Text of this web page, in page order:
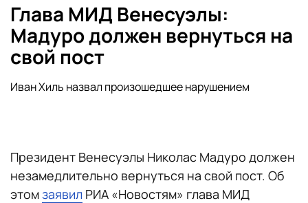
Глава МИД Венесуэлы:
Мадуро должен вернуться на
свой пост
Иван Хиль назвал произошедшее нарушением
Президент Венесуэлы Николас Мадуро должен
незамедлительно вернуться на свой пост. Об
этомзаявил РИА «Новостям» глава МИД